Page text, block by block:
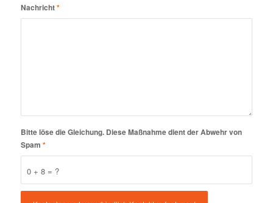
Nachricht*
0 + 8 = ?
Bitte löse die Gleichung. Diese Maßnahme dient der Abwehr von
Spam *